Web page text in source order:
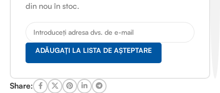
din nou în stoc.
ADĂUGAȚI LA LISTA DE AȘTEPTARE
Share: